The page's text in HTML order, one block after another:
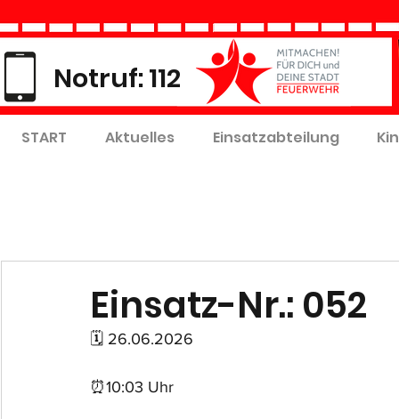
Notruf: 112
START Aktuelles Einsatzabteilung
Einsatz-Nr.: 052
🗓 26.06.2026
⏰10:03 Uhr